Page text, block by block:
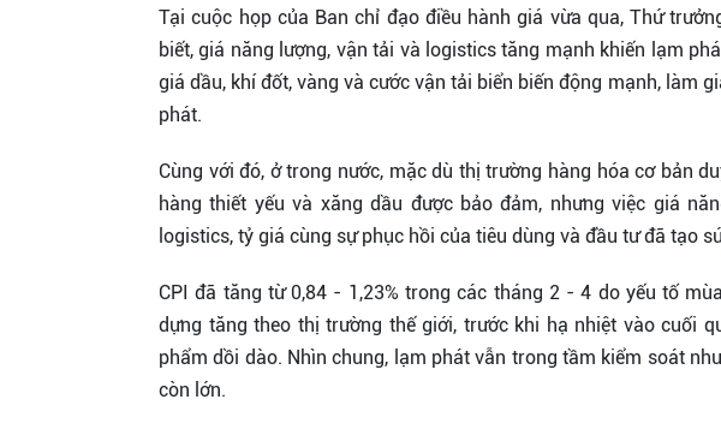
Tại cuộc họp của Ban chỉ đạo điều hành giá vừa qua, Thứ
biết, giá năng lượng, vận tải và logistics tăng mạnh khiến lạm
giá dầu, khí đốt, vàng và cước vận tải biển biến động mạnh, làm
phát.
Cùng với đó, ở trong nước, mặc dù thị trường hàng hóa cơ bản
hàng thiết yếu và xăng dầu được bảo đảm, nhưng việc giá
logistics, tỷ giá cùng sự phục hồi của tiêu dùng và đầu tư đã tạo
CPI đã tăng từ 0,84 - 1,23% trong các tháng 2 - 4 do yếu tố
dựng tăng theo thị trường thế giới, trước khi hạ nhiệt vào cuối
phẩm dồi dào. Nhìn chung, lạm phát vẫn trong tầm kiểm soát
còn lớn.